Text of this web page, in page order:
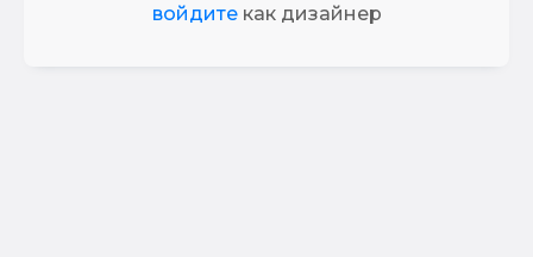
войдитекак дизайнер